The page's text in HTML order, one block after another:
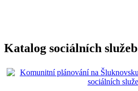
Katalog sociálních služeb